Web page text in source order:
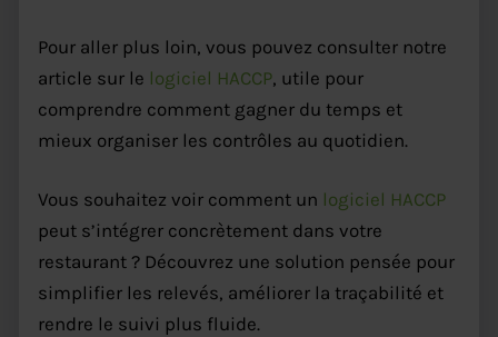
Pour aller plus loin, vous pouvez consulter notre
article sur le logiciel HACCP, utile pour
comprendre comment gagner du temps et
mieux organiser les contrôles au quotidien.
Vous souhaitez voir comment un logiciel HACCP
peut s’intégrer concrètement dans votre
restaurant ? Découvrez une solution pensée pour
simplifier les relevés, améliorer la traçabilité et
rendre le suivi plus fluide.